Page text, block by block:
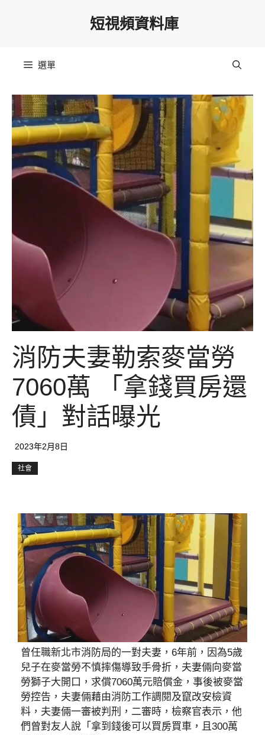
短視頻資料庫
選單
消防夫妻勒索麥當勞
7060萬 「拿錢買房還
債」對話曝光
2023年2月8日
社會
曾任職新北市消防局的一對夫妻，6年前，因為5歲
兒子在麥當勞不慎摔傷導致手骨折，夫妻倆向麥當
勞獅子大開口，求償7060萬元賠償金，事後被麥當
勞控告，夫妻倆藉由消防工作調閱及竄改安檢資
料，夫妻倆一審被判刑，二審時，檢察官表示，他
們曾對友人說「拿到錢後可以買房買車，且300萬